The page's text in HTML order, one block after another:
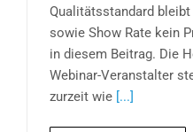
Qualitätsstandard
sowie Show Rate kein
in diesem Beitrag. Die
Webinar-Veranstalter
zurzeit wie [...]